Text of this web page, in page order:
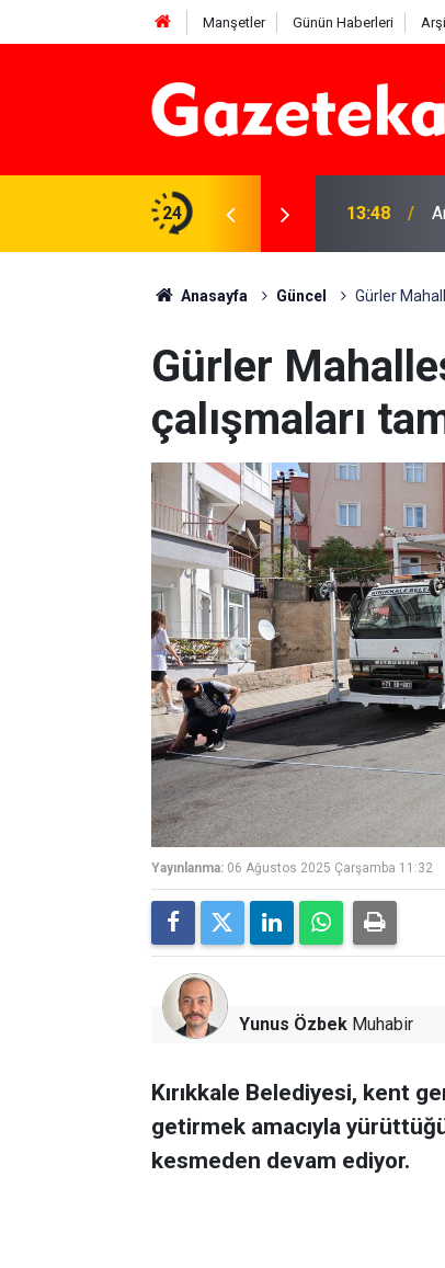
Manşetler Günün Haberleri
24
Beyaz Listeden aday 13:48
Anasayfa Güncel Gürler
Gürler
çalışmaları
Yayınlanma: 06 Ağustos 2025 Çarşamba 11:32
Yunus Özbek Muhabir
Kırıkkale Belediyesi, kent
getirmek amacıyla yürüttüğü
kesmeden devam ediyor.